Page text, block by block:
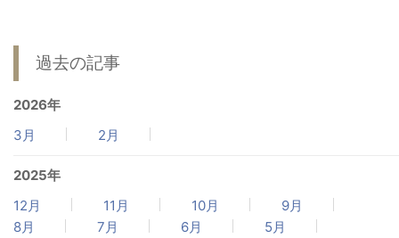
過去の記事
2026年
3月
2月
2025年
12月
11月 10月
9月
8月
7月 6月
5月